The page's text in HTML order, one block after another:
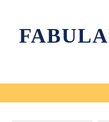
content